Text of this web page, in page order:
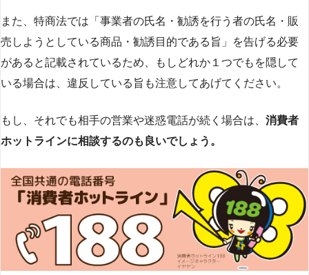
また、特商法では「事業者の氏名・勧誘を行う者の氏名・販
売しようとしている商品・勧誘目的である旨」を告げる必要
があると記載されているため、もしどれか１つでもを隠して
いる場合は、違反している旨も注意してあげてください。
もし、それでも相手の営業や迷惑電話が続く場合は、 消費者
ホットラインに相談するのも良いでしょう。